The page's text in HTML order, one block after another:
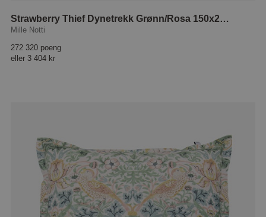
Strawberry Thief Dynetrekk Grønn/Rosa 150x210 cm
Mille Notti
272 320 poeng
eller 3 404 kr